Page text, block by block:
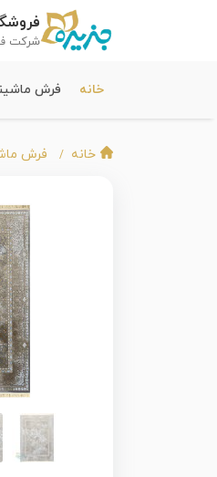
شرکت
خانه فرش
خانه فرش